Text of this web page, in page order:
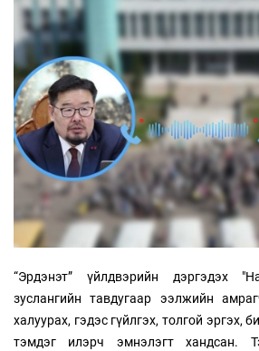
“Эрдэнэт” үйлдвэрийн дэргэдэх
зуслангийн тавдугаар ээлжийн
халуурах, гэдэс гүйлгэх, толгой эргэх,
тэмдэг илэрч эмнэлэгт хандсан.